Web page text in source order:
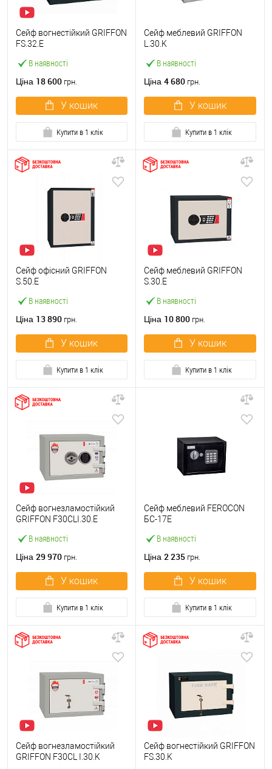
В наявності
Сейф вогнестійкий GRIFFON
FS.32.E
Ціна 18 600 грн.
У кошик
Купити в 1 клік
В наявності
Сейф меблевий GRIFFON
L.30.K
Ціна 4 680 грн.
У кошик
Купити в 1 клік
В наявності
Сейф офісний GRIFFON
S.50.E
Ціна 13 890 грн.
У кошик
Купити в 1 клік
В наявності
Сейф меблевий GRIFFON
S.30.E
Ціна 10 800 грн.
У кошик
Купити в 1 клік
В наявності
Сейф вогнезламостійкий
GRIFFON F30CLI.30.E
Ціна 29 970 грн.
У кошик
Купити в 1 клік
В наявності
Сейф меблевий FEROCON
БС-17Е
Ціна 2 235 грн.
У кошик
Купити в 1 клік
Сейф вогнезламостійкий
GRIFFON F30CL I.30.K
Сейф вогнестійкий GRIFFON
FS.30.K